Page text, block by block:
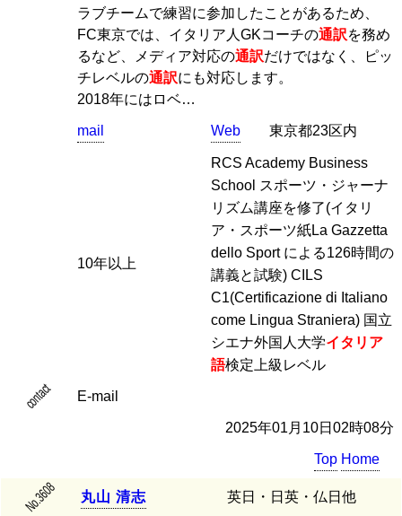
ラブチームで練習に参加したことがあるため、
FC東京では、イタリア人GKコーチの通訳を務め
るなど、メディア対応の通訳だけではなく、ピッ
チレベルの通訳にも対応します。
2018年にはロベ…
mail Web 東京都23区内
10年以上
RCS Academy Business
School スポーツ・ジャーナ
リズム講座を修了(イタリ
ア・スポーツ紙La Gazzetta
dello Sport による126時間の
講義と試験) CILS
C1(Certificazione di Italiano
come Lingua Straniera) 国立
シエナ外国人大学イタリア
語検定上級レベル
contact E-mail
2025年01月10日02時08分
Top Home
No.3608 丸山 清志 英日・日英・仏日他